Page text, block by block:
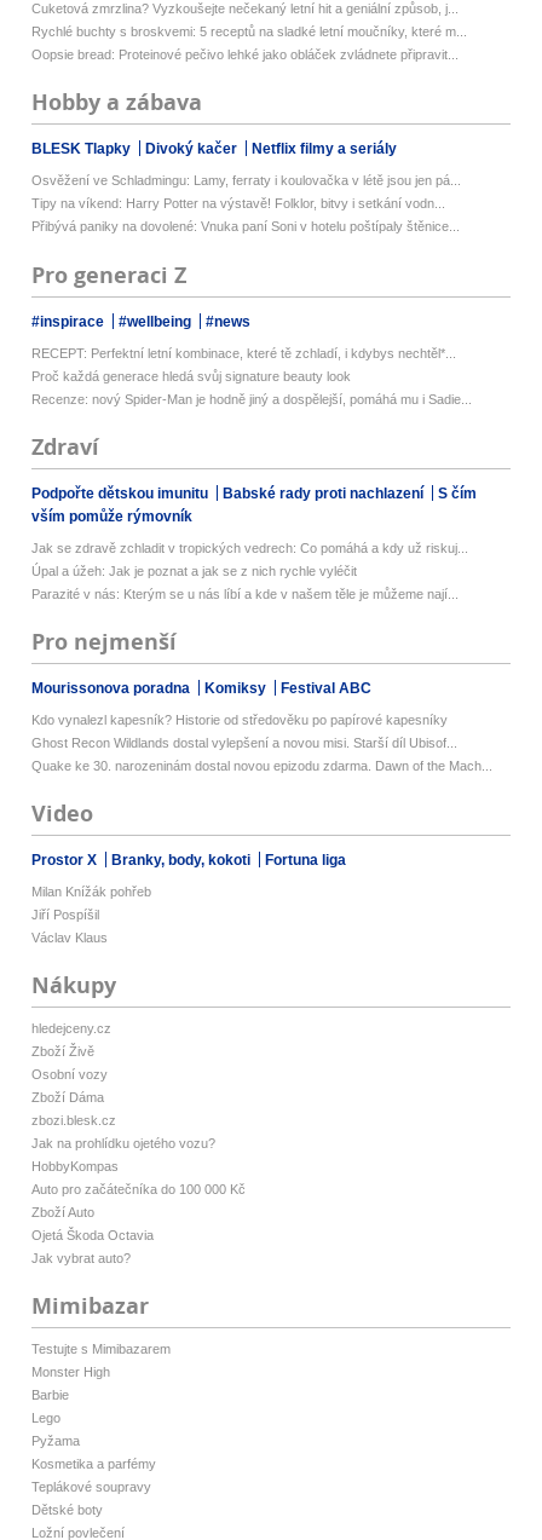
Cuketová zmrzlina? Vyzkoušejte nečekaný letní hit a geniální způsob, j...
Rychlé buchty s broskvemi: 5 receptů na sladké letní moučníky, které m...
Oopsie bread: Proteinové pečivo lehké jako obláček zvládnete připravit...
Hobby a zábava
BLESK Tlapky Divoký kačer Netflix filmy a seriály
Osvěžení ve Schladmingu: Lamy, ferraty i koulovačka v létě jsou jen pá...
Tipy na víkend: Harry Potter na výstavě! Folklor, bitvy i setkání vodn...
Přibývá paniky na dovolené: Vnuka paní Soni v hotelu poštípaly štěnice...
Pro generaci Z
#inspirace #wellbeing #news
RECEPT: Perfektní letní kombinace, které tě zchladí, i kdybys nechtěl*...
Proč každá generace hledá svůj signature beauty look
Recenze: nový Spider-Man je hodně jiný a dospělejší, pomáhá mu i Sadie...
Zdraví
Podpořte dětskou imunitu Babské rady proti nachlazení
S čím
vším pomůže rýmovník
Jak se zdravě zchladit v tropických vedrech: Co pomáhá a kdy už riskuj...
Úpal a úžeh: Jak je poznat a jak se z nich rychle vyléčit
Parazité v nás: Kterým se u nás líbí a kde v našem těle je můžeme nají...
Pro nejmenší
Mourissonova poradna Komiksy Festival ABC
Kdo vynalezl kapesník? Historie od středověku po papírové kapesníky
Ghost Recon Wildlands dostal vylepšení a novou misi. Starší díl Ubisof...
Quake ke 30. narozeninám dostal novou epizodu zdarma. Dawn of the Mach...
Video
Prostor X Branky, body, kokoti Fortuna liga
Milan Knížák pohřeb
Jiří Pospíšil
Václav Klaus
Nákupy
hledejceny.cz
Zboží Živě
Osobní vozy
Zboží Dáma
zbozi.blesk.cz
Jak na prohlídku ojetého vozu?
HobbyKompas
Auto pro začátečníka do 100 000 Kč
Zboží Auto
Ojetá Škoda Octavia
Jak vybrat auto?
Mimibazar
Testujte s Mimibazarem
Monster High
Barbie
Lego
Pyžama
Kosmetika a parfémy
Teplákové soupravy
Dětské boty
Ložní povlečení